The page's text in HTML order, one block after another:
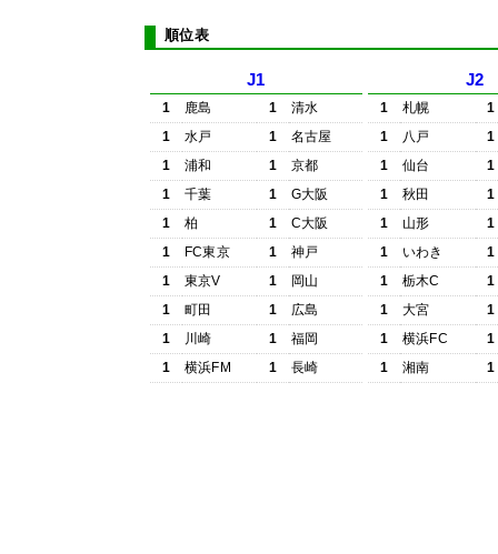
順位表
J1
1 鹿島 1
清水
1
水戸 1
名古屋
1
浦和 1
京都
1
千葉 1
G大阪
1
柏 1
C大阪
1
FC東京 1
神戸
1
東京V 1
岡山
1
町田 1
広島
1
川崎 1
福岡
1
横浜FM 1 長崎
J2
1 札幌
1
1
八戸
1
1
仙台
1
1
秋田
1
1
山形
1
1
いわき
1
1
栃木C
1
1
大宮
1
1
横浜FC
1
1
湘南 1